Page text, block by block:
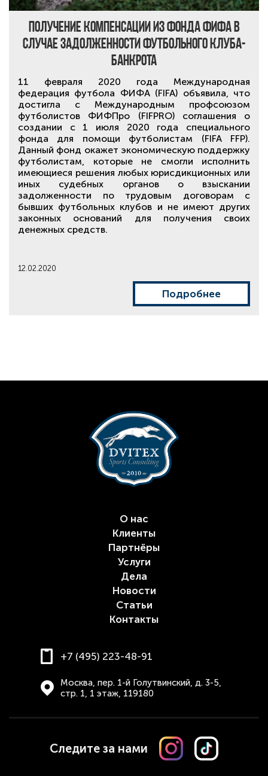
Получение компенсации из Фонда ФИФА в
случае задолженности футбольного клуба-
банкрота
11 февраля 2020 года Международная
федерация футбола ФИФА (FIFA) объявила, что
достигла с Международным профсоюзом
футболистов ФИФПро (FIFPRO) соглашения о
создании с 1 июля 2020 года специального
фонда для помощи футболистам (FIFA FFP).
Данный фонд окажет экономическую поддержку
футболистам, которые не смогли исполнить
имеющиеся решения любых юрисдикционных или
иных судебных органов о взыскании
задолженности по трудовым договорам с
бывших футбольных клубов и не имеют других
законных оснований для получения своих
денежных средств.
12.02.2020
Подробнее
О нас
Клиенты
Партнёры
Услуги
Дела
Новости
Статьи
Контакты
+7 (495) 223-48-91
Москва, пер. 1-й Голутвинский, д. 3-5,
стр. 1, 1 этаж, 119180
Следите за нами